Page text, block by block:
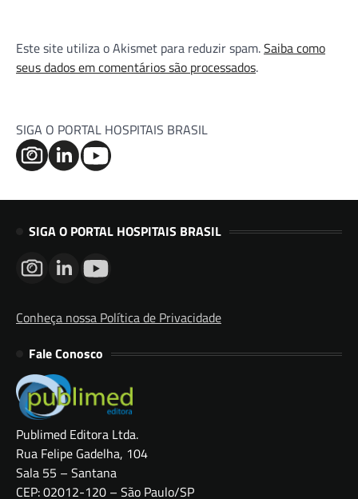
Este site utiliza o Akismet para reduzir spam.Saiba como
seus dados em comentários são processados.
SIGA O PORTAL HOSPITAIS BRASIL
SIGA O PORTAL HOSPITAIS BRASIL
Conheça nossa Política de Privacidade
Fale Conosco
Publimed Editora Ltda.
Rua Felipe Gadelha, 104
Sala 55 – Santana
CEP: 02012-120 – São Paulo/SP